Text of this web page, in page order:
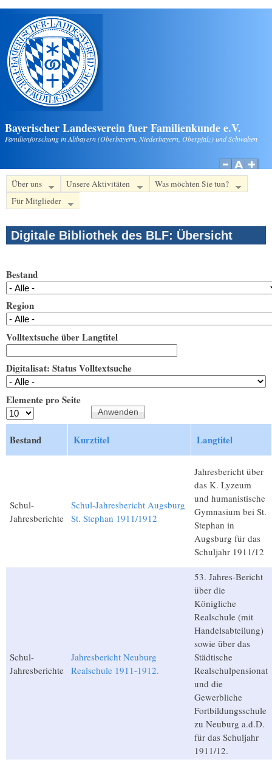
Direkt zum Inhalt
Bayerischer Landesverein fuer Familienkunde e.V.
Familienforschung in Altbayern (Oberbayern, Niederbayern, Oberpfalz) und Schwaben
Über uns Unsere Aktivitäten
Was möchten Sie tun?
Für Mitglieder
Digitale Bibliothek des BLF: Übersicht
Bestand
Region
Volltextsuche über Langtitel
Digitalisat: Status Volltextsuche
Elemente pro Seite
Bestand Kurztitel Langtitel
Schul-
Jahresberichte
Schul-Jahresbericht Augsburg
St. Stephan 1911/1912
Jahresbericht über
das K. Lyzeum
und humanistische
Gymnasium bei St.
Stephan in
Augsburg für das
Schuljahr 1911/12
Schul-
Jahresberichte
Jahresbericht Neuburg
Realschule 1911-1912.
53. Jahres-Bericht
über die
Königliche
Realschule (mit
Handelsabteilung)
sowie über das
Städtische
Realschulpensionat
und die
Gewerbliche
Fortbildungsschule
zu Neuburg a.d.D.
für das Schuljahr
1911/12.